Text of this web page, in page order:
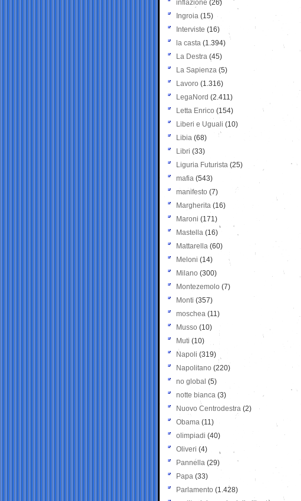
inflazione (26)
Ingroia (15)
Interviste (16)
la casta (1.394)
La Destra (45)
La Sapienza (5)
Lavoro (1.316)
LegaNord (2.411)
Letta Enrico (154)
Liberi e Uguali (10)
Libia (68)
Libri (33)
Liguria Futurista (25)
mafia (543)
manifesto (7)
Margherita (16)
Maroni (171)
Mastella (16)
Mattarella (60)
Meloni (14)
Milano (300)
Montezemolo (7)
Monti (357)
moschea (11)
Musso (10)
Muti (10)
Napoli (319)
Napolitano (220)
no global (5)
notte bianca (3)
Nuovo Centrodestra (2)
Obama (11)
olimpiadi (40)
Oliveri (4)
Pannella (29)
Papa (33)
Parlamento (1.428)